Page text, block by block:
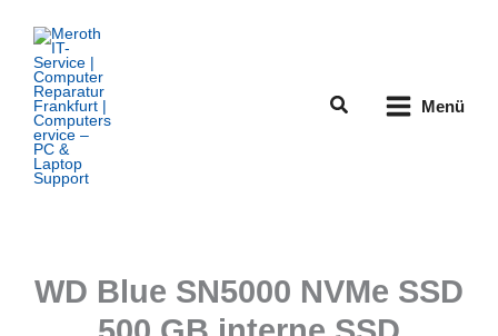
Inhalt
springen
Suchen Menü
WD Blue SN5000 NVMe SSD